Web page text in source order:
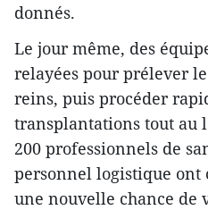
donnés.
Le jour même, des
relayées pour prélever
reins, puis procéder
transplantations tout au
200 professionnels de
personnel logistique
une nouvelle chance de